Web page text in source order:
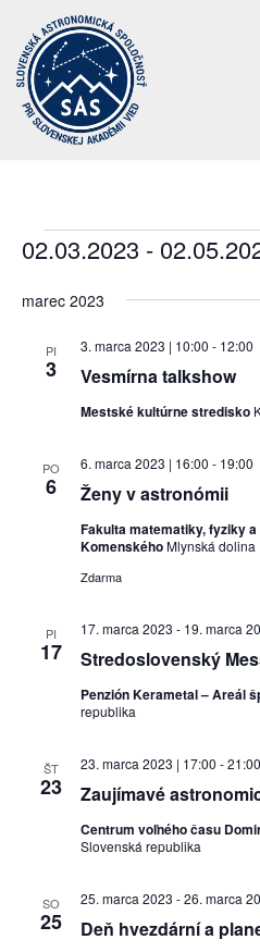
Preskočiť
na
obsah
02.03.2023 -
dátum.
marec 2023
PI
3 Vesmírna talkshow
3. marca 2023 | 10:00 - 12:00
Mestské kultúrne stredisko
PO
6 Ženy v astronómii
6. marca 2023 | 16:00 - 19:00
Fakulta matematiky, fyziky
KomenskéhoMlynská dolina
Zdarma
PI
17 Stredoslovenský
17. marca 2023 - 19. marca
Penzión Kerametal – Areál
republika
ŠT
23 Zaujímavé
23. marca 2023 | 17:00 -21:00
Centrum voľného času
Slovenská republika
SO
25 Deň hvezdární a
25. marca 2023 -26. marca